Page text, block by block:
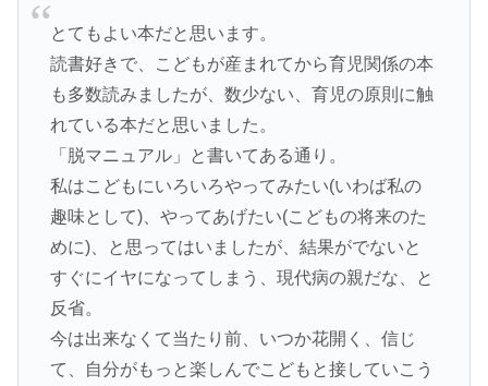
とてもよい本だと思います。
読書好きで、こどもが産まれてから育児関係の本
も多数読みましたが、数少ない、育児の原則に触
れている本だと思いました。
「脱マニュアル」と書いてある通り。
私はこどもにいろいろやってみたい(いわば私の
趣味として)、やってあげたい(こどもの将来のた
めに)、と思ってはいましたが、結果がでないと
すぐにイヤになってしまう、現代病の親だな、と
反省。
今は出来なくて当たり前、いつか花開く、信じ
て、自分がもっと楽しんでこどもと接していこう